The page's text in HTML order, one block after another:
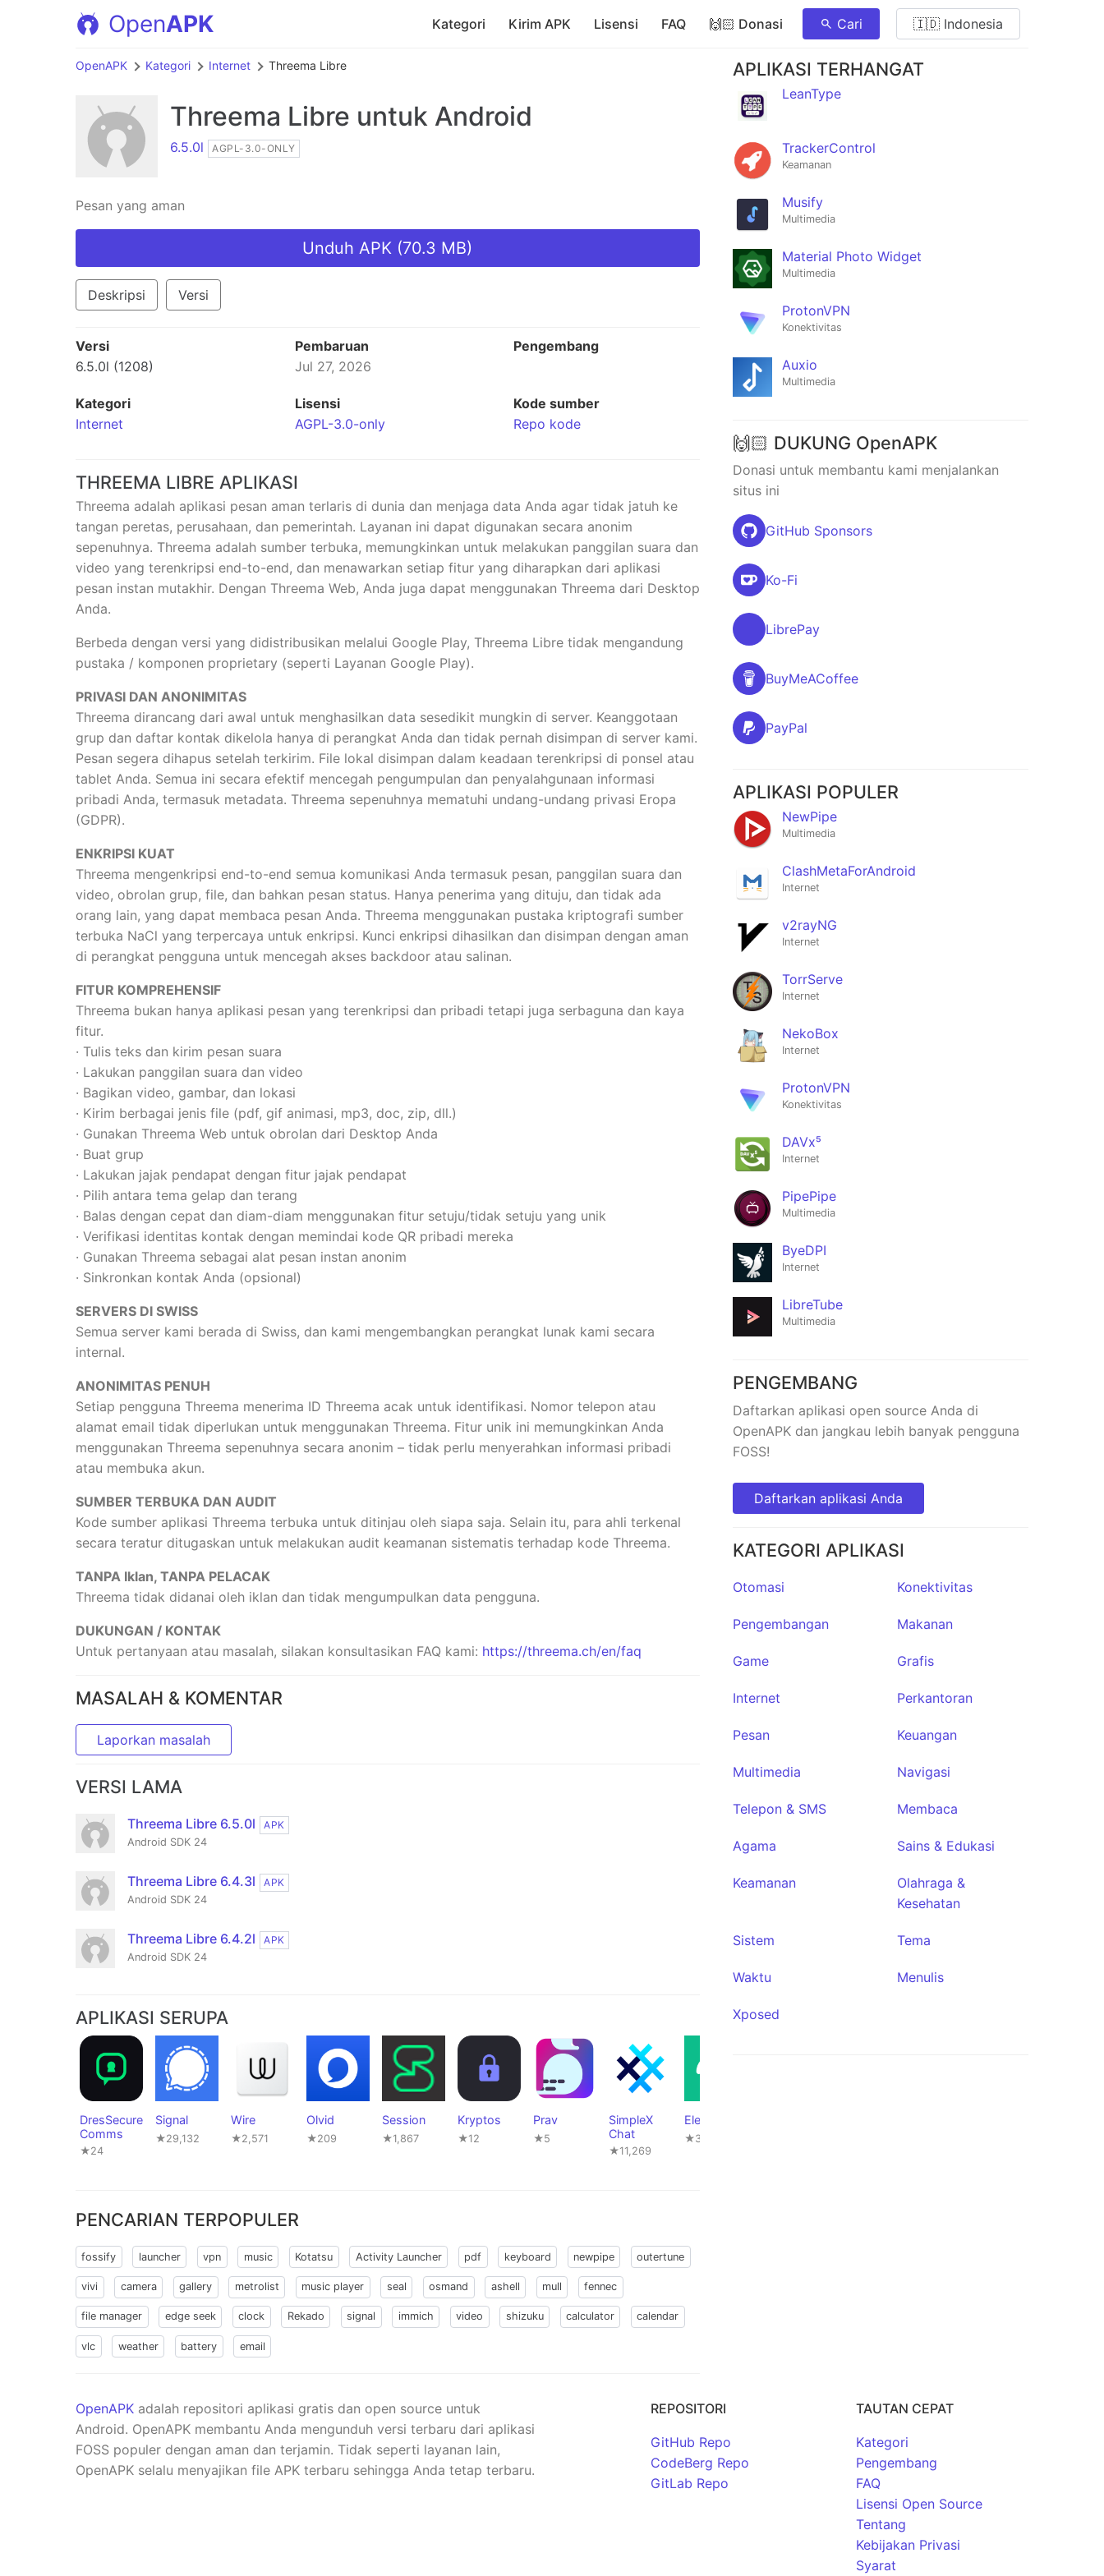
OpenAPK Kategori Kirim APK Lisensi FAQ 🙌🏻 Donasi Cari 🇮🇩 Indonesia
OpenAPK Kategori Internet Threema Libre
Threema Libre untuk Android
6.5.0l AGPL-3.0-ONLY
Pesan yang aman
Unduh APK (70.3 MB)
Deskripsi Versi
Versi
6.5.0l (1208)
Pembaruan
Jul 27, 2026
Pengembang
Kategori
Internet
Lisensi
AGPL-3.0-only
Kode sumber
Repo kode
THREEMA LIBRE APLIKASI
Threema adalah aplikasi pesan aman terlaris di dunia dan menjaga data Anda agar tidak jatuh ke
tangan peretas, perusahaan, dan pemerintah. Layanan ini dapat digunakan secara anonim
sepenuhnya. Threema adalah sumber terbuka, memungkinkan untuk melakukan panggilan suara dan
video yang terenkripsi end-to-end, dan menawarkan setiap fitur yang diharapkan dari aplikasi
pesan instan mutakhir. Dengan Threema Web, Anda juga dapat menggunakan Threema dari Desktop
Anda.
Berbeda dengan versi yang didistribusikan melalui Google Play, Threema Libre tidak mengandung
pustaka / komponen proprietary (seperti Layanan Google Play).
PRIVASI DAN ANONIMITAS
Threema dirancang dari awal untuk menghasilkan data sesedikit mungkin di server. Keanggotaan
grup dan daftar kontak dikelola hanya di perangkat Anda dan tidak pernah disimpan di server kami.
Pesan segera dihapus setelah terkirim. File lokal disimpan dalam keadaan terenkripsi di ponsel atau
tablet Anda. Semua ini secara efektif mencegah pengumpulan dan penyalahgunaan informasi
pribadi Anda, termasuk metadata. Threema sepenuhnya mematuhi undang-undang privasi Eropa
(GDPR).
ENKRIPSI KUAT
Threema mengenkripsi end-to-end semua komunikasi Anda termasuk pesan, panggilan suara dan
video, obrolan grup, file, dan bahkan pesan status. Hanya penerima yang dituju, dan tidak ada
orang lain, yang dapat membaca pesan Anda. Threema menggunakan pustaka kriptografi sumber
terbuka NaCl yang terpercaya untuk enkripsi. Kunci enkripsi dihasilkan dan disimpan dengan aman
di perangkat pengguna untuk mencegah akses backdoor atau salinan.
FITUR KOMPREHENSIF
Threema bukan hanya aplikasi pesan yang terenkripsi dan pribadi tetapi juga serbaguna dan kaya
fitur.
· Tulis teks dan kirim pesan suara
· Lakukan panggilan suara dan video
· Bagikan video, gambar, dan lokasi
· Kirim berbagai jenis file (pdf, gif animasi, mp3, doc, zip, dll.)
· Gunakan Threema Web untuk obrolan dari Desktop Anda
· Buat grup
· Lakukan jajak pendapat dengan fitur jajak pendapat
· Pilih antara tema gelap dan terang
· Balas dengan cepat dan diam-diam menggunakan fitur setuju/tidak setuju yang unik
· Verifikasi identitas kontak dengan memindai kode QR pribadi mereka
· Gunakan Threema sebagai alat pesan instan anonim
· Sinkronkan kontak Anda (opsional)
SERVERS DI SWISS
Semua server kami berada di Swiss, dan kami mengembangkan perangkat lunak kami secara
internal.
ANONIMITAS PENUH
Setiap pengguna Threema menerima ID Threema acak untuk identifikasi. Nomor telepon atau
alamat email tidak diperlukan untuk menggunakan Threema. Fitur unik ini memungkinkan Anda
menggunakan Threema sepenuhnya secara anonim – tidak perlu menyerahkan informasi pribadi
atau membuka akun.
SUMBER TERBUKA DAN AUDIT
Kode sumber aplikasi Threema terbuka untuk ditinjau oleh siapa saja. Selain itu, para ahli terkenal
secara teratur ditugaskan untuk melakukan audit keamanan sistematis terhadap kode Threema.
TANPA Iklan, TANPA PELACAK
Threema tidak didanai oleh iklan dan tidak mengumpulkan data pengguna.
DUKUNGAN / KONTAK
Untuk pertanyaan atau masalah, silakan konsultasikan FAQ kami: https://threema.ch/en/faq
MASALAH & KOMENTAR
Laporkan masalah
VERSI LAMA
Threema Libre 6.5.0l
APK
Android SDK 24
Threema Libre 6.4.3l
APK
Android SDK 24
Threema Libre 6.4.2l
APK
Android SDK 24
APLIKASI SERUPA
DresSecure
Comms
★24
Signal
★29,132
Wire
★2,571
Olvid
★209
Session
★1,867
Kryptos
★12
Prav
★5
SimpleX
Chat
★11,269
Element
★3,710
PENCARIAN TERPOPULER
fossify launcher vpn music Kotatsu Activity Launcher pdf keyboard newpipe outertune
vivi camera gallery metrolist music player seal osmand ashell mull fennec
file manager edge seek clock Rekado signal immich video shizuku calculator calendar
vlc weather battery email
APLIKASI TERHANGAT
LeanType
TrackerControl
Keamanan
Musify
Multimedia
Material Photo Widget
Multimedia
ProtonVPN
Konektivitas
Auxio
Multimedia
🙌🏻 DUKUNG OpenAPK
Donasi untuk membantu kami menjalankan
situs ini
GitHub Sponsors
Ko-Fi
LibrePay
BuyMeACoffee
PayPal
APLIKASI POPULER
NewPipe
Multimedia
ClashMetaForAndroid
Internet
v2rayNG
Internet
TorrServe
Internet
NekoBox
Internet
ProtonVPN
Konektivitas
DAVx⁵
Internet
PipePipe
Multimedia
ByeDPI
Internet
LibreTube
Multimedia
PENGEMBANG
Daftarkan aplikasi open source Anda di
OpenAPK dan jangkau lebih banyak pengguna
FOSS!
Daftarkan aplikasi Anda
KATEGORI APLIKASI
Otomasi Konektivitas
Pengembangan Makanan
Game Grafis
Internet Perkantoran
Pesan Keuangan
Multimedia Navigasi
Telepon & SMS Membaca
Agama Sains & Edukasi
Keamanan
Olahraga &
Kesehatan
Sistem Tema
Waktu Menulis
Xposed
OpenAPK adalah repositori aplikasi gratis dan open source untuk
Android. OpenAPK membantu Anda mengunduh versi terbaru dari aplikasi
FOSS populer dengan aman dan terjamin. Tidak seperti layanan lain,
OpenAPK selalu menyajikan file APK terbaru sehingga Anda tetap terbaru.
REPOSITORI
GitHub Repo
CodeBerg Repo
GitLab Repo
TAUTAN CEPAT
Kategori
Pengembang
FAQ
Lisensi Open Source
Tentang
Kebijakan Privasi
Syarat